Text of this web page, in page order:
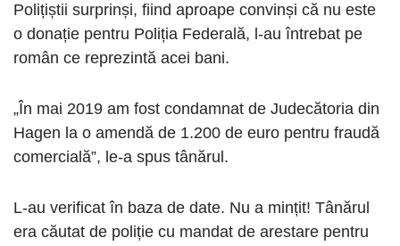
Polițiștii surprinși, fiind aproape convinși că nu este
o donație pentru Poliția Federală, l-au întrebat pe
român ce reprezintă acei bani.
„În mai 2019 am fost condamnat de Judecătoria din
Hagen la o amendă de 1.200 de euro pentru fraudă
comercială”, le-a spus tânărul.
L-au verificat în baza de date. Nu a mințit! Tânărul
era căutat de poliție cu mandat de arestare pentru